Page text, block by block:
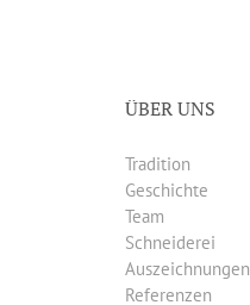
ÜBER UNS
Tradition
Geschichte
Team
Schneiderei
Auszeichnungen
Referenzen